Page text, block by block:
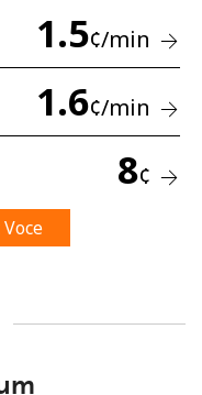
toate ofertele pe
1.5¢/min
1.6¢/min
8¢